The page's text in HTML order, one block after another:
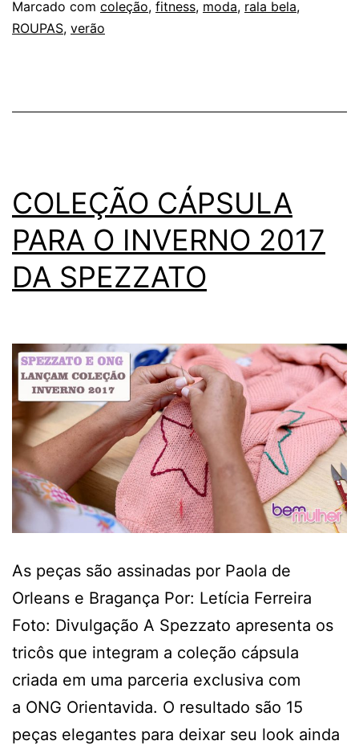
BELA
Marcado com coleção, fitness, moda, rala bela,
ROUPAS, verão
COLEÇÃO CÁPSULA
PARA O INVERNO 2017
DA SPEZZATO
As peças são assinadas por Paola de
Orleans e Bragança Por: Letícia Ferreira
Foto: Divulgação A Spezzato apresenta os
tricôs que integram a coleção cápsula
criada em uma parceria exclusiva com
a ONG Orientavida. O resultado são 15
peças elegantes para deixar seu look ainda